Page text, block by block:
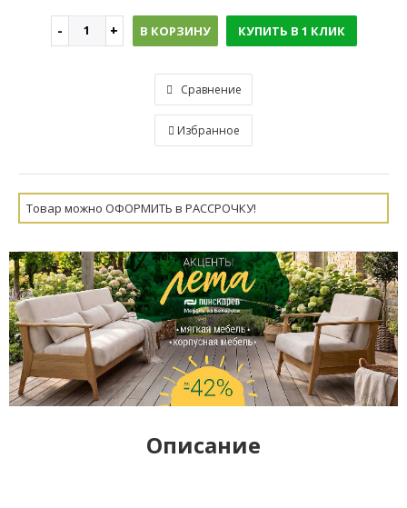
В КОРЗИНУ КУПИТЬ В 1 КЛИК
Сравнение
Избранное
Товар можно ОФОРМИТЬ в РАССРОЧКУ!
Описание